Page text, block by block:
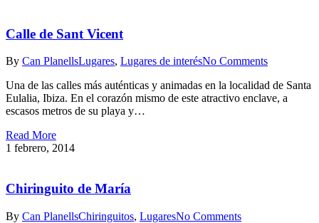
Calle de Sant Vicent
By Can PlanellsLugares, Lugares de interésNo Comments
Una de las calles más auténticas y animadas en la localidad de Santa
Eulalia, Ibiza. En el corazón mismo de este atractivo enclave, a
escasos metros de su playa y…
Read More
1 febrero, 2014
Chiringuito de María
By Can PlanellsChiringuitos, LugaresNo Comments